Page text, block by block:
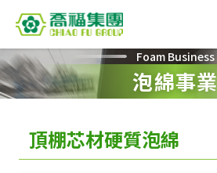
Foam Business
泡綿事業
頂棚芯材硬質泡綿